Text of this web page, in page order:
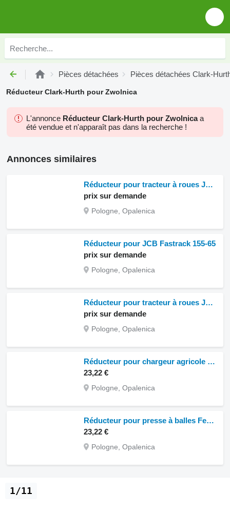
Pièces détachées Pièces détachées Clark-
Réducteur Clark-Hurth pour Zwolnica
L'annonce Réducteur Clark-Hurth pour Zwolnicaa
été vendue et n'apparaît pas dans la recherche !
Annonces similaires
Réducteur pour tracteur à roues JCB Fastrack 165-65
prix sur demande
Pologne, Opalenica
Réducteur pour JCB Fastrack 155-65
prix sur demande
Pologne, Opalenica
Réducteur pour tracteur à roues JCB Fastrack 145-65
prix sur demande
Pologne, Opalenica
Réducteur pour chargeur agricole JCB TM 300
23,22 €
Pologne, Opalenica
Réducteur pour presse à balles Fendt 2900 VS Prasa
23,22 €
Pologne, Opalenica
1/11